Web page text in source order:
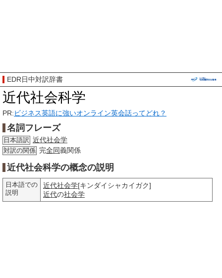
EDR日中対訳辞書
近代社会科学
PR:ビジネス英語に強いオンライン英会話ってどれ？
名詞フレーズ
日本語訳 近代社会学
対訳の関係 完全同義関係
近代社会科学の概念の説明
日本語での
説明
近代社会学[キンダイシャカイガク]
近代の社会学